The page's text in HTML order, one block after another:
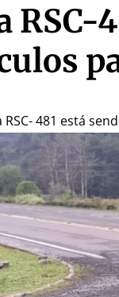
RSC-
481 está